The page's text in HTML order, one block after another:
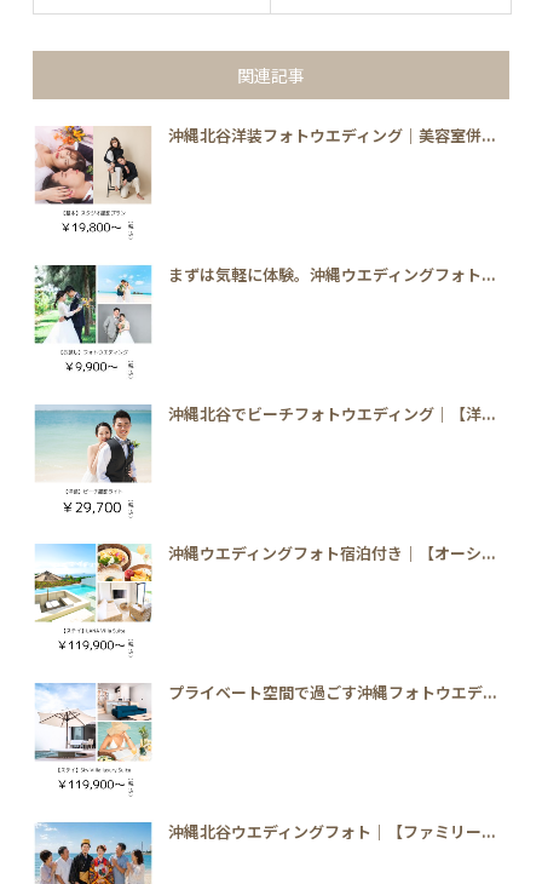
関連記事
沖縄北谷洋装フォトウエディング｜美容室併...
まずは気軽に体験。沖縄ウエディングフォト...
沖縄北谷でビーチフォトウエディング｜【洋...
沖縄ウエディングフォト宿泊付き｜【オーシ...
プライベート空間で過ごす沖縄フォトウエデ...
沖縄北谷ウエディングフォト｜【ファミリー...